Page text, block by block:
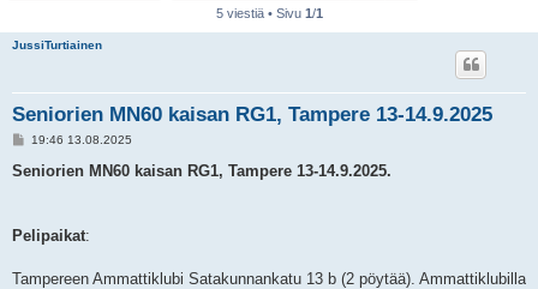
5 viestiä • Sivu 1/1
JussiTurtiainen
Seniorien MN60 kaisan RG1, Tampere 13-14.9.2025
V
e
19:46 13.08.2025
Seniorien MN60 kaisan RG1, Tampere 13-14.9.2025.
Pelipaikat:
Tampereen Ammattiklubi Satakunnankatu 13 b (2 pöytää). Ammattiklubilla